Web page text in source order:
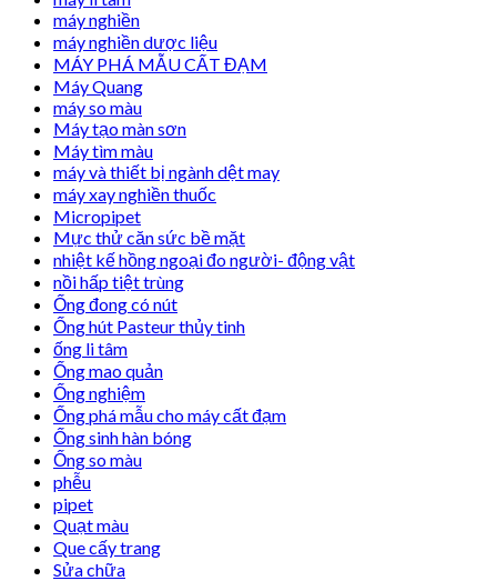
máy nghiền
máy nghiền dược liệu
MÁY PHÁ MẪU CẤT ĐẠM
Máy Quang
máy so màu
Máy tạo màn sơn
Máy tìm màu
máy và thiết bị ngành dệt may
máy xay nghiền thuốc
Micropipet
Mực thử căn sức bề mặt
nhiệt kế hồng ngoại đo người- động vật
nồi hấp tiệt trùng
Ống đong có nút
Ống hút Pasteur thủy tinh
ống li tâm
Ống mao quản
Ống nghiệm
Ống phá mẫu cho máy cất đạm
Ống sinh hàn bóng
Ống so màu
phễu
pipet
Quạt màu
Que cấy trang
Sửa chữa